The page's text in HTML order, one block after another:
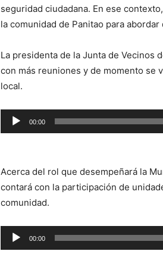
seguridad ciudadana. En ese
la comunidad de Panitao para abordar
La presidenta de la Junta de Vecinos
con más reuniones y de momento se
local.
Reproductor
de
00:00
Acerca del rol que desempeñará la
contará con la participación de
comunidad.
Reproductor
de
00:00